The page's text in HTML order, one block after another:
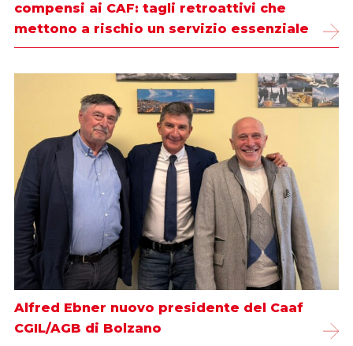
compensi ai CAF: tagli retroattivi che
mettono a rischio un servizio essenziale
Alfred Ebner nuovo presidente del Caaf
CGIL/AGB di Bolzano